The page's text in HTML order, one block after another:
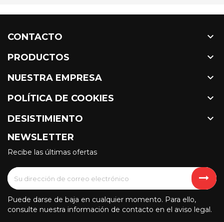
CONTACTO 
PRODUCTOS 
NUESTRA EMPRESA 
POLÍTICA DE COOKIES 
DESISTIMIENTO 
NEWSLETTER
Recibe las últimas ofertas
Puede darse de baja en cualquier momento. Para ello,
consulte nuestra información de contacto en el aviso legal.